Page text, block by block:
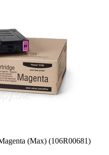
(Max) (106R00681)